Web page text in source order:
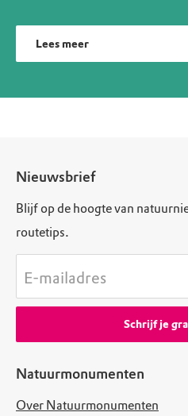
Lees meer
Natuurmonumenten
Over Natuurmonumenten
Nieuwsbrief
Blijf op de hoogte van
routetips.
E-mailadres
Schrijf je